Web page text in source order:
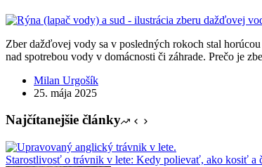
Zber dažďovej vody sa v posledných rokoch stal
nad spotrebou vody v domácnosti či záhrade. Prečo je
Milan Urgošík
25. mája 2025
Najčítanejšie články
Starostlivosť o trávnik v lete: Kedy polievať, ako kosiť a